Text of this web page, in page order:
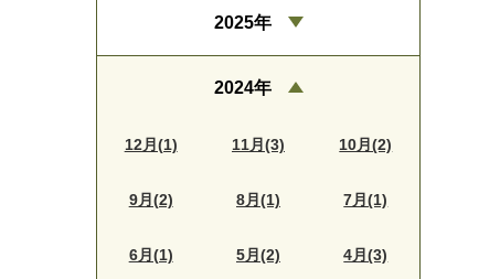
2025年
2024年
12月(1) 11月(3) 10月(2)
9月(2) 8月(1) 7月(1)
6月(1) 5月(2) 4月(3)